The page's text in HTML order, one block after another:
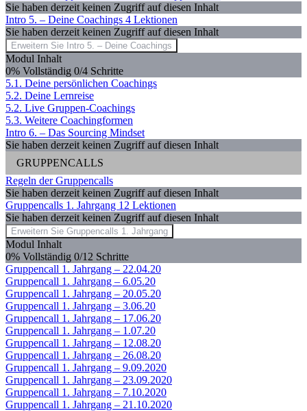
Sie haben derzeit keinen Zugriff auf diesen Inhalt
Intro 5. – Deine Coachings 4 Lektionen
Sie haben derzeit keinen Zugriff auf diesen Inhalt
Erweitern Sie Intro 5. – Deine Coachings
Modul Inhalt
0% Vollständig 0/4 Schritte
5.1. Deine persönlichen Coachings
5.2. Deine Lernreise
5.2. Live Gruppen-Coachings
5.3. Weitere Coachingformen
Intro 6. – Das Sourcing Mindset
Sie haben derzeit keinen Zugriff auf diesen Inhalt
GRUPPENCALLS
Regeln der Gruppencalls
Sie haben derzeit keinen Zugriff auf diesen Inhalt
Gruppencalls 1. Jahrgang 12 Lektionen
Sie haben derzeit keinen Zugriff auf diesen Inhalt
Erweitern Sie Gruppencalls 1. Jahrgang
Modul Inhalt
0% Vollständig 0/12 Schritte
Gruppencall 1. Jahrgang – 22.04.20
Gruppencall 1. Jahrgang – 6.05.20
Gruppencall 1. Jahrgang – 20.05.20
Gruppencall 1. Jahrgang – 3.06.20
Gruppencall 1. Jahrgang – 17.06.20
Gruppencall 1. Jahrgang – 1.07.20
Gruppencall 1. Jahrgang – 12.08.20
Gruppencall 1. Jahrgang – 26.08.20
Gruppencall 1. Jahrgang – 9.09.2020
Gruppencall 1. Jahrgang – 23.09.2020
Gruppencall 1. Jahrgang – 7.10.2020
Gruppencall 1. Jahrgang – 21.10.2020